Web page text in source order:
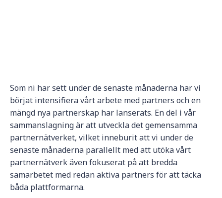
Som ni har sett under de senaste månaderna har vi
börjat intensifiera vårt arbete med partners och en
mängd nya partnerskap har lanserats. En del i vår
sammanslagning är att utveckla det gemensamma
partnernätverket, vilket inneburit att vi under de
senaste månaderna parallellt med att utöka vårt
partnernätverk även fokuserat på att bredda
samarbetet med redan aktiva partners för att täcka
båda plattformarna.